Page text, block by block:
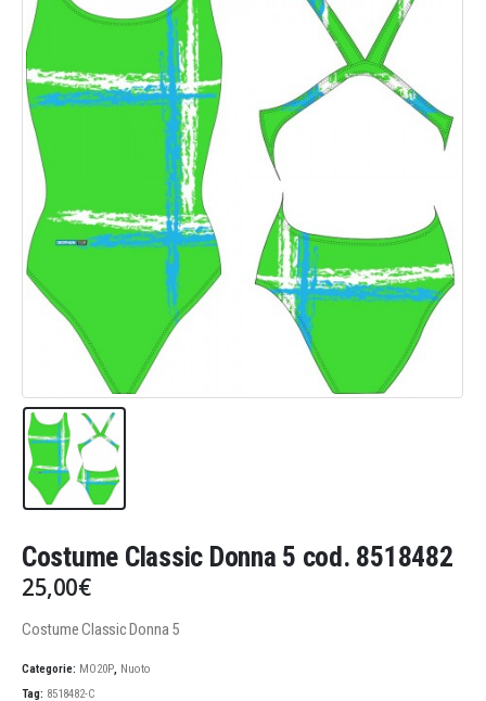
Costume Classic Donna 5 cod. 8518482
25,00€
Costume Classic Donna 5
Categorie: MO20P, Nuoto
Tag: 8518482-C